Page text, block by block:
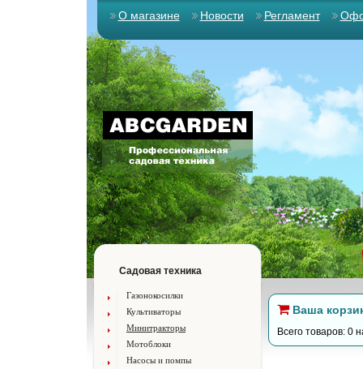
О магазине Новости Регламент
Садовая техника
Газонокосилки
Культиваторы
Минитракторы
Мотоблоки
Насосы и помпы
Ваша
Всего товаров: 0